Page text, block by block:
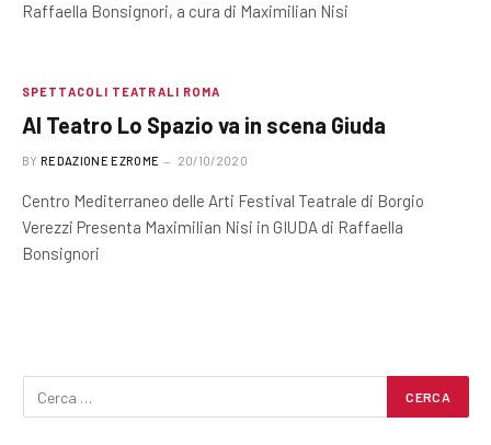
Raffaella Bonsignori, a cura di Maximilian Nisi
SPETTACOLI TEATRALI ROMA
Al Teatro Lo Spazio va in scena Giuda
BY REDAZIONE EZROME 20/10/2020
Centro Mediterraneo delle Arti Festival Teatrale di Borgio
Verezzi Presenta Maximilian Nisi in GIUDA di Raffaella
Bonsignori